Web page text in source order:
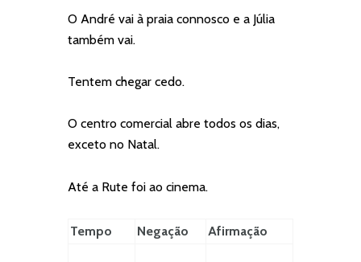
O André vai à praia connosco e a Júlia
também vai.
Tentem chegar cedo.
O centro comercial abre todos os dias,
exceto no Natal.
Até a Rute foi ao cinema.
Tempo Negação Afirmação